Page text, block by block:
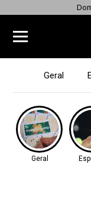
Geral
Geral